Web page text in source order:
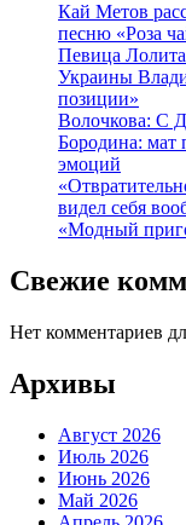
Кай Метов
песню «Роза
Певица Лолита
Украины
позиции»
Волочкова: С
Бородина: мат
эмоций
видел себя
«Модный
Свежие
Нет комментариев
Архивы
Август 2026
Июль 2026
Июнь 2026
Май 2026